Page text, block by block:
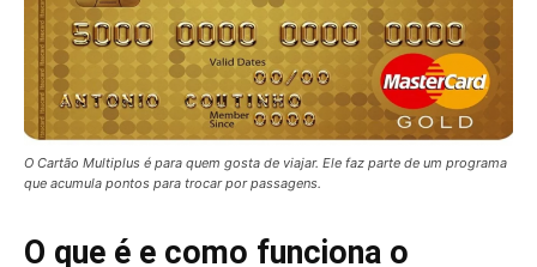
O Cartão Multiplus é para quem gosta de viajar. Ele faz parte de um programa
que acumula pontos para trocar por passagens.
O que é e como funciona o